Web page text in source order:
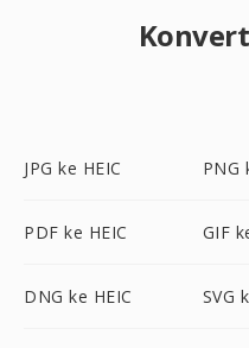
JPG ke HEIC PNG
PDF ke HEIC GIF
DNG ke HEIC SVG